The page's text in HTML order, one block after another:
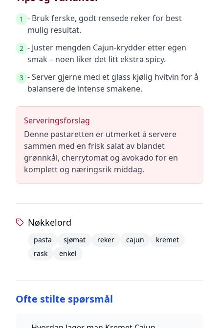
1 - Bruk ferske, godt rensede reker for best
mulig resultat.
2 - Juster mengden Cajun-krydder etter egen
smak – noen liker det litt ekstra spicy.
3 - Server gjerne med et glass kjølig hvitvin for å
balansere de intense smakene.
Serveringsforslag
Denne pastaretten er utmerket å servere
sammen med en frisk salat av blandet
grønnkål, cherrytomat og avokado for en
komplett og næringsrik middag.
Nøkkelord
pasta sjømat reker cajun
kremet
rask
enkel
Ofte stilte spørsmål